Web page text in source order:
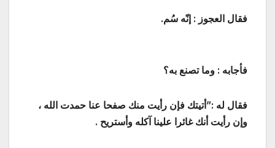
فقال العجوز : إنّه سُم.
فأجابه : وما تصنع به؟
فقال له :”أتيتك فإن رأيت منك صفحا عنا حمدت الله ،
وإن رأيت أنك غائرا علينا آكله وأستريح .